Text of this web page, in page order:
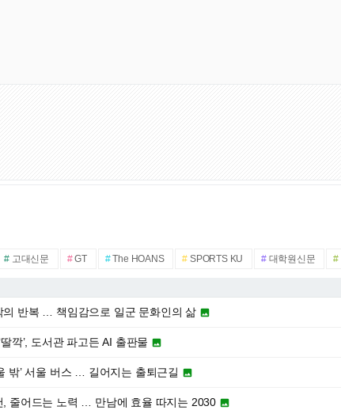
#고대신문 #GT #The HOANS # SPORTS KU #대학원신문 #
의 반복 … 책임감으로 일군 문화인의 삶 
깍’, 도서관 파고든 AI 출판물 
밖’ 서울 버스 … 길어지는 출퇴근길 
, 줄어드는 노력 … 만남에 효율 따지는 2030 